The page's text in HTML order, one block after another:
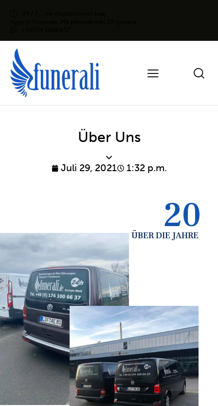
Über Uns
Juli 29, 2021 1:32 p.m.
20
ÜBER DIE JAHRE